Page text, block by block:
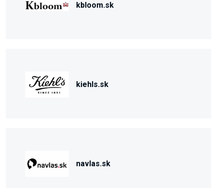
kbloom.sk
kiehls.sk
navlas.sk